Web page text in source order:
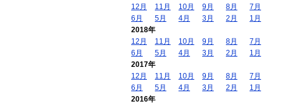
12月
11月 10月 9月 8月
7月
6月
5月 4月 3月 2月
1月
2018年
12月
11月 10月 9月 8月
7月
6月
5月 4月 3月 2月
1月
2017年
12月
11月 10月 9月 8月
7月
6月
5月 4月 3月 2月
1月
2016年